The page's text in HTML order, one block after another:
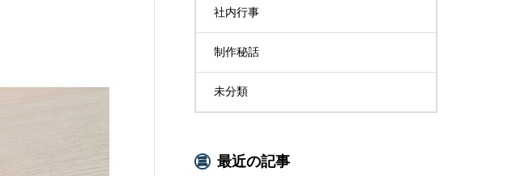
社内行事
制作秘話
未分類
最近の記事